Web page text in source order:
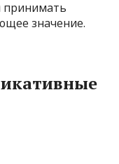
принимать
значение.